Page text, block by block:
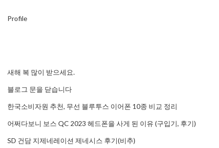
Profile
새해 복 많이 받으세요.
블로그 문을 닫습니다
한국소비자원 추천, 무선 블루투스 이어폰 10종 비교 정리
어쩌다보니 보스 QC 2023 헤드폰을 사게 된 이유 (구입기, 후기)
SD 건담 지제네레이션 제네시스 후기(비추)